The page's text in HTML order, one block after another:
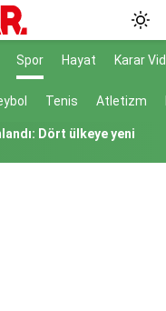
Spor Hayat Karar
Tenis Atletizm
6 bin 250 kadro
soruşturma